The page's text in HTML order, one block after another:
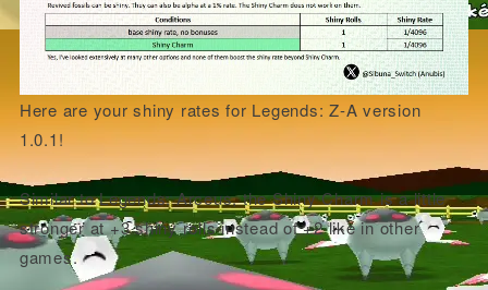
Here are your shiny rates for Legends: Z-A version
1.0.1!
Similar to Legends: Arceus, the Shiny Charm is a little
stronger at +3 shiny rolls instead of +2 like in other
games.